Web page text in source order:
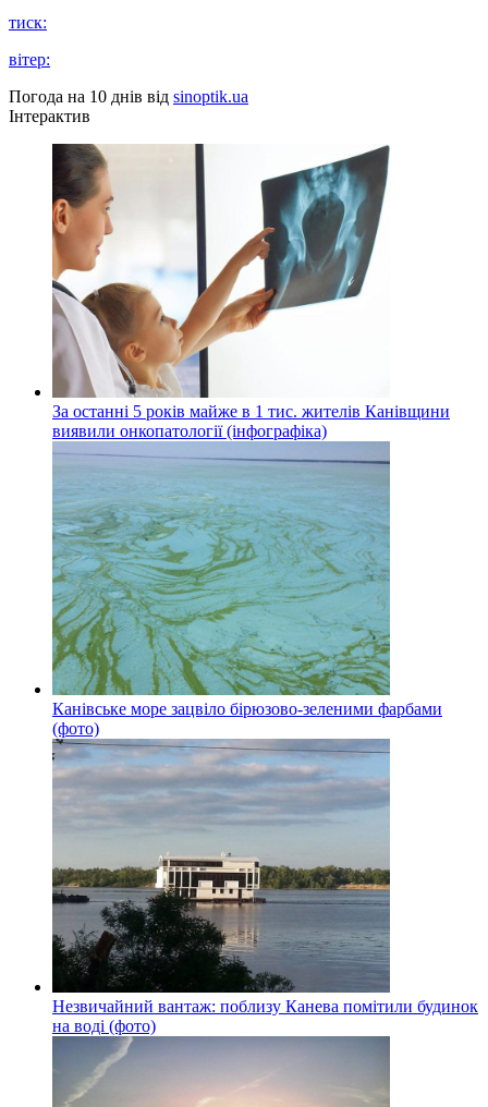
тиск:
вітер:
Погода на 10 днів від sinoptik.ua
Інтерактив
За останні 5 років майже в 1 тис. жителів Канівщини
виявили онкопатології (інфографіка)
Канівське море зацвіло бірюзово-зеленими фарбами
(фото)
Незвичайний вантаж: поблизу Канева помітили будинок
на воді (фото)